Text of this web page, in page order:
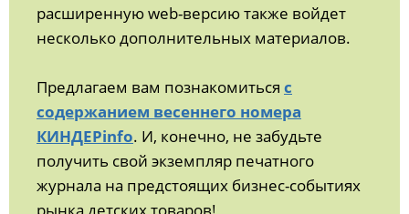
расширенную web-версию также войдет
несколько дополнительных материалов.
Предлагаем вам познакомиться с
содержанием весеннего номера
КИНДЕРinfo. И, конечно, не забудьте
получить свой экземпляр печатного
журнала на предстоящих бизнес-событиях
рынка детских товаров!